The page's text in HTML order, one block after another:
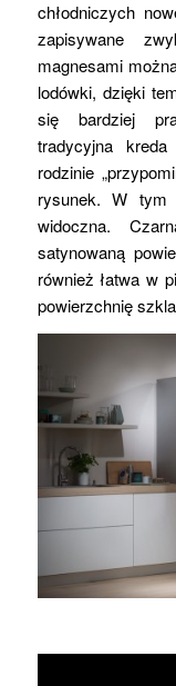
chłodniczych
zapisywane
magnesami
lodówki, dzięki
się bardziej
tradycyjna
rodzinie
rysunek. W tym
widoczna.
satynowaną
również łatwa w
powierzchnię